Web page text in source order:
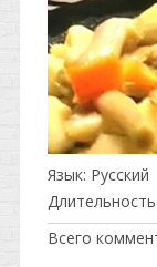
Язык: Русский
Всего